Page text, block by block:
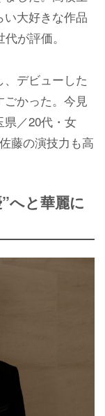
大好きな作品
が評価。
デビューした
かった。今見
県／20代・女
藤の演技力も高
へと華麗に